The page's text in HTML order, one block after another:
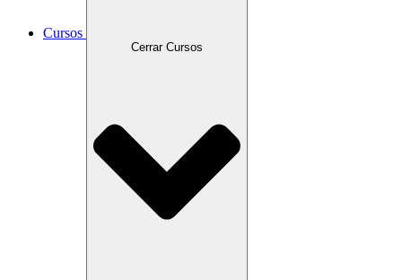
Cursos
Cerrar Cursos